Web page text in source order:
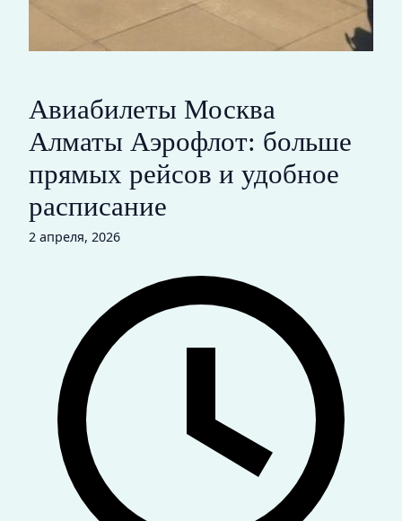
Авиабилеты Москва
Алматы Аэрофлот: больше
прямых рейсов и удобное
расписание
2 апреля, 2026